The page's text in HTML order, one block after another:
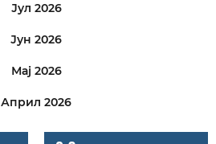
Јул 2026
Јун 2026
Мај 2026
Април 2026